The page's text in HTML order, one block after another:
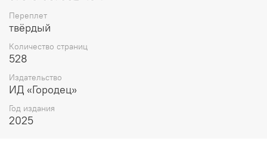
Переплет
твёрдый
Количество страниц
528
Издательство
ИД «Городец»
Год издания
2025